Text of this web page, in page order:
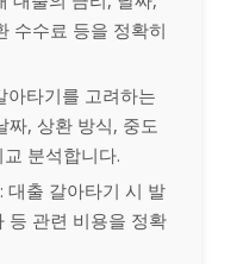
수수료 등을 정확히
아타기를 고려하는
짜, 상환 방식, 중도
분석합니다.
: 대출 갈아타기 시 발
등 관련 비용을 정확